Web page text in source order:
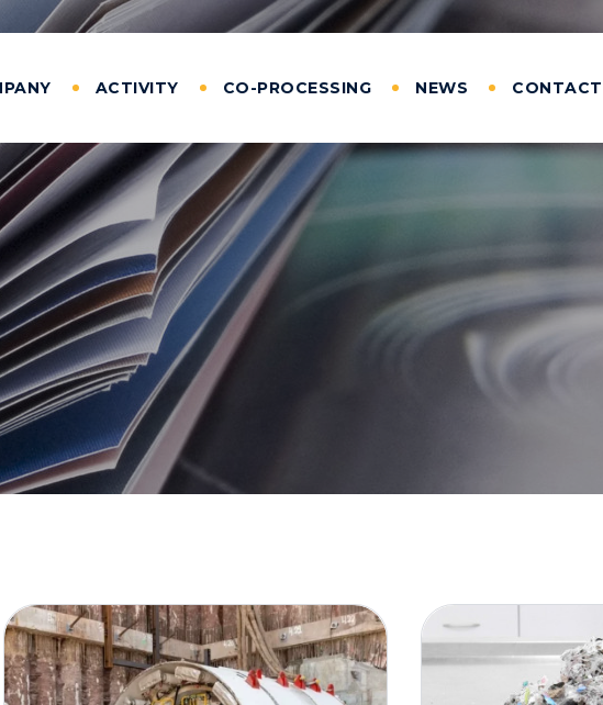
ACTIVITY CO-PROCESSING NEWS